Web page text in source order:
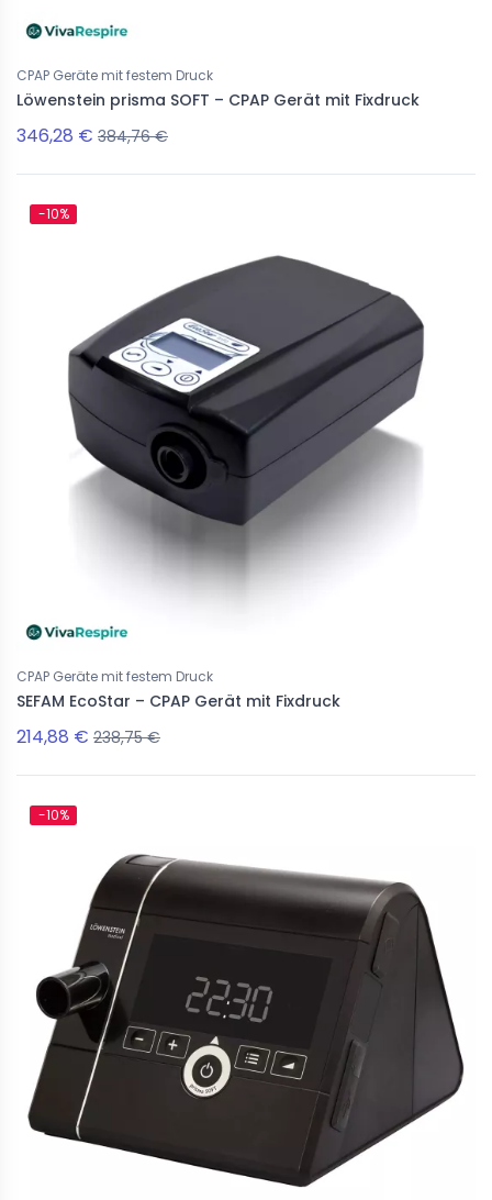
CPAP Geräte mit festem Druck
Löwenstein prisma SOFT – CPAP Gerät mit Fixdruck
346,28 € 384,76 €
-10%
CPAP Geräte mit festem Druck
SEFAM EcoStar – CPAP Gerät mit Fixdruck
214,88 € 238,75 €
-10%